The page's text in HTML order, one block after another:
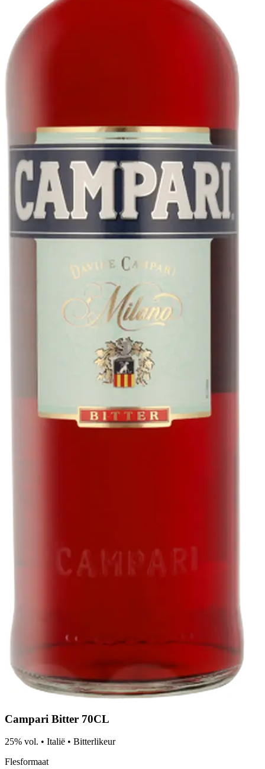
Campari Bitter 70CL
25% vol. • Italië • Bitterlikeur
Flesformaat